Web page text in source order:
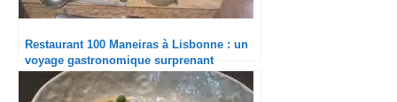
Restaurant 100 Maneiras à Lisbonne : un
voyage gastronomique surprenant